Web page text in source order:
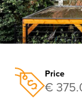
Price
€